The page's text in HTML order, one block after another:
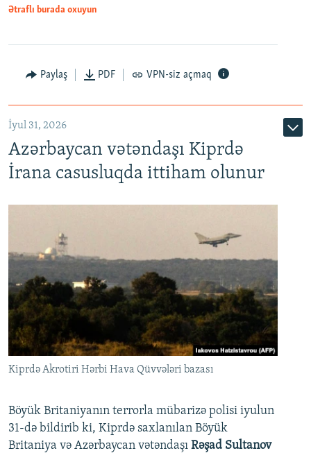
Ətraflı burada oxuyun
Paylaş PDF VPN-siz açmaq
İyul 31, 2026
Azərbaycan vətəndaşı Kiprdə
İrana casusluqda ittiham olunur
Kiprdə Akrotiri Hərbi Hava Qüvvələri bazası
Böyük Britaniyanın terrorla mübarizə polisi iyulun
31-də bildirib ki, Kiprdə saxlanılan Böyük
Britaniya və Azərbaycan vətəndaşı Rəşad Sultanov